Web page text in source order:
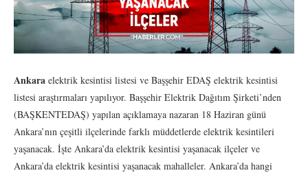
Ankara elektrik kesintisi listesi ve Başşehir EDAŞ elektrik kesintisi
listesi araştırmaları yapılıyor. Başşehir Elektrik Dağıtım Şirketi’nden
(BAŞKENTEDAŞ) yapılan açıklamaya nazaran 18 Haziran günü
Ankara’nın çeşitli ilçelerinde farklı müddetlerde elektrik kesintileri
yaşanacak. İşte Ankara’da elektrik kesintisi yaşanacak ilçeler ve
Ankara’da elektrik kesintisi yaşanacak mahalleler. Ankara’da hangi